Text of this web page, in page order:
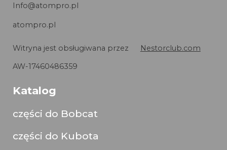
Info@atompro.pl
atompro.pl
Witryna jest obsługiwana przez
Nestorclub.com
AW-17460486359
Katalog
części do Bobcat
części do Kubota